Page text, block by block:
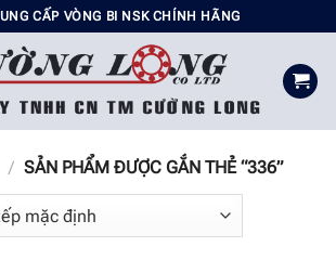
CẤP VÒNG BI NSK CHÍNH HÃNG
/ SẢN PHẨM ĐƯỢC GẮN THẺ “336”